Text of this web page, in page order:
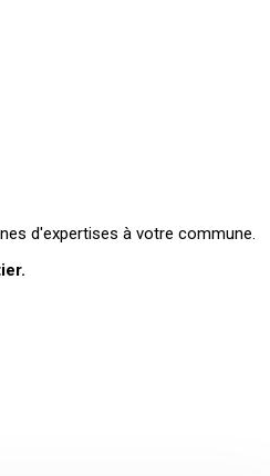
d'expertises à votre commune.